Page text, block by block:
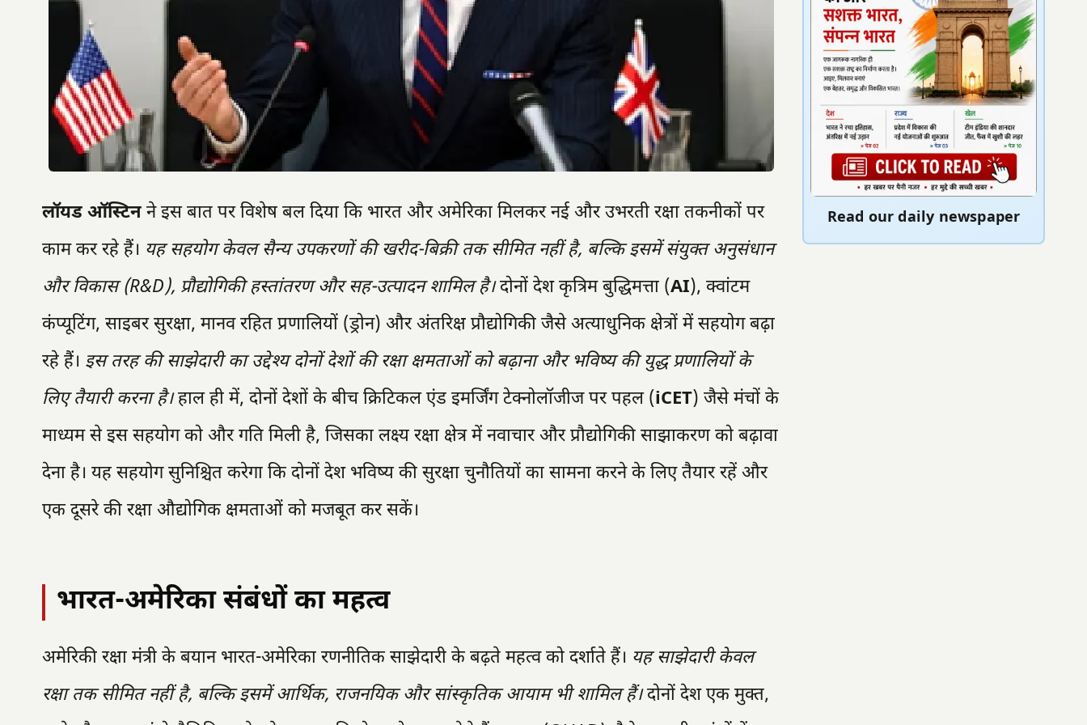
लॉयड ऑस्टिन ने इस बात पर विशेष बल दिया कि भारत और अमेरिका मिलकर नई और उभरती रक्षा तकनीकों पर
काम कर रहे हैं। यह सहयोग केवल सैन्य उपकरणों की खरीद-बिक्री तक सीमित नहीं है, बल्कि इसमें संयुक्त अनुसंधान
और विकास (R&D), प्रौद्योगिकी हस्तांतरण और सह-उत्पादन शामिल है।दोनों देश कृत्रिम बुद्धिमत्ता (AI), क्वांटम
कंप्यूटिंग, साइबर सुरक्षा, मानव रहित प्रणालियों (ड्रोन) और अंतरिक्ष प्रौद्योगिकी जैसे अत्याधुनिक क्षेत्रों में सहयोग बढ़ा
रहे हैं। इस तरह की साझेदारी का उद्देश्य दोनों देशों की रक्षा क्षमताओं को बढ़ाना और भविष्य की युद्ध प्रणालियों के
लिए तैयारी करना है।हाल ही में, दोनों देशों के बीच क्रिटिकल एंड इमर्जिंग टेक्नोलॉजीज पर पहल (iCET) जैसे मंचों के
माध्यम से इस सहयोग को और गति मिली है, जिसका लक्ष्य रक्षा क्षेत्र में नवाचार और प्रौद्योगिकी साझाकरण को बढ़ावा
देना है। यह सहयोग सुनिश्चित करेगा कि दोनों देश भविष्य की सुरक्षा चुनौतियों का सामना करने के लिए तैयार रहें और
एक दूसरे की रक्षा औद्योगिक क्षमताओं को मजबूत कर सकें।
भारत-अमेरिका संबंधों का महत्व
अमेरिकी रक्षा मंत्री के बयान भारत-अमेरिका रणनीतिक साझेदारी के बढ़ते महत्व को दर्शाते हैं। यह साझेदारी केवल
रक्षा तक सीमित नहीं है, बल्कि इसमें आर्थिक, राजनयिक और सांस्कृतिक आयाम भी शामिल हैं।दोनों देश एक मुक्त,
Read our daily newspaper